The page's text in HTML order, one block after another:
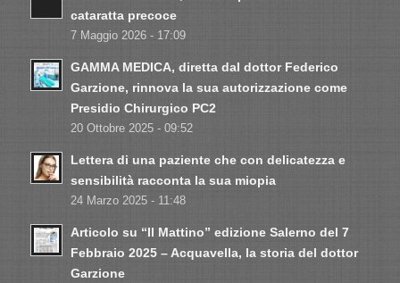
cataratta precoce
7 Maggio 2026 - 17:09
GAMMA MEDICA, diretta dal dottor Federico
Garzione, rinnova la sua autorizzazione come
Presidio Chirurgico PC2
20 Ottobre 2025 - 09:52
Lettera di una paziente che con delicatezza e
sensibilità racconta la sua miopia
24 Marzo 2025 - 11:48
Articolo su “Il Mattino” edizione Salerno del 7
Febbraio 2025 – Acquavella, la storia del dottor
Garzione